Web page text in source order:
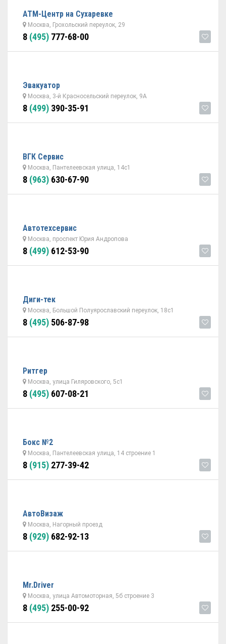
АТМ-Центр на Сухаревке
Москва, Грохольский переулок, 29
8 (495) 777-68-00
Эвакуатор
Москва, 3-й Красносельский переулок, 9А
8 (499) 390-35-91
ВГК Сервис
Москва, Пантелеевская улица, 14с1
8 (963) 630-67-90
Автотехсервис
Москва, проспект Юрия Андропова
8 (499) 612-53-90
Диги-тек
Москва, Большой Полуярославский переулок, 18с1
8 (495) 506-87-98
Ритгер
Москва, улица Гиляровского, 5с1
8 (495) 607-08-21
Бокс №2
Москва, Пантелеевская улица, 14 строение 1
8 (915) 277-39-42
АвтоВизаж
Москва, Нагорный проезд
8 (929) 682-92-13
Mr.Driver
Москва, улица Автомоторная, 5б cтроение 3
8 (495) 255-00-92